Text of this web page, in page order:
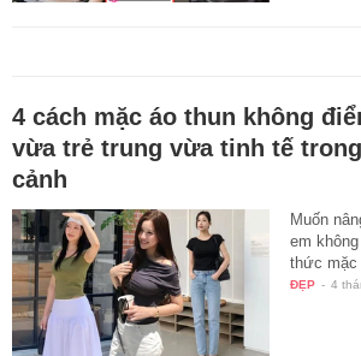
4 cách mặc áo thun không
vừa trẻ trung vừa tinh tế
cảnh
Muốn
em
thức mặc
ĐẸP - 4